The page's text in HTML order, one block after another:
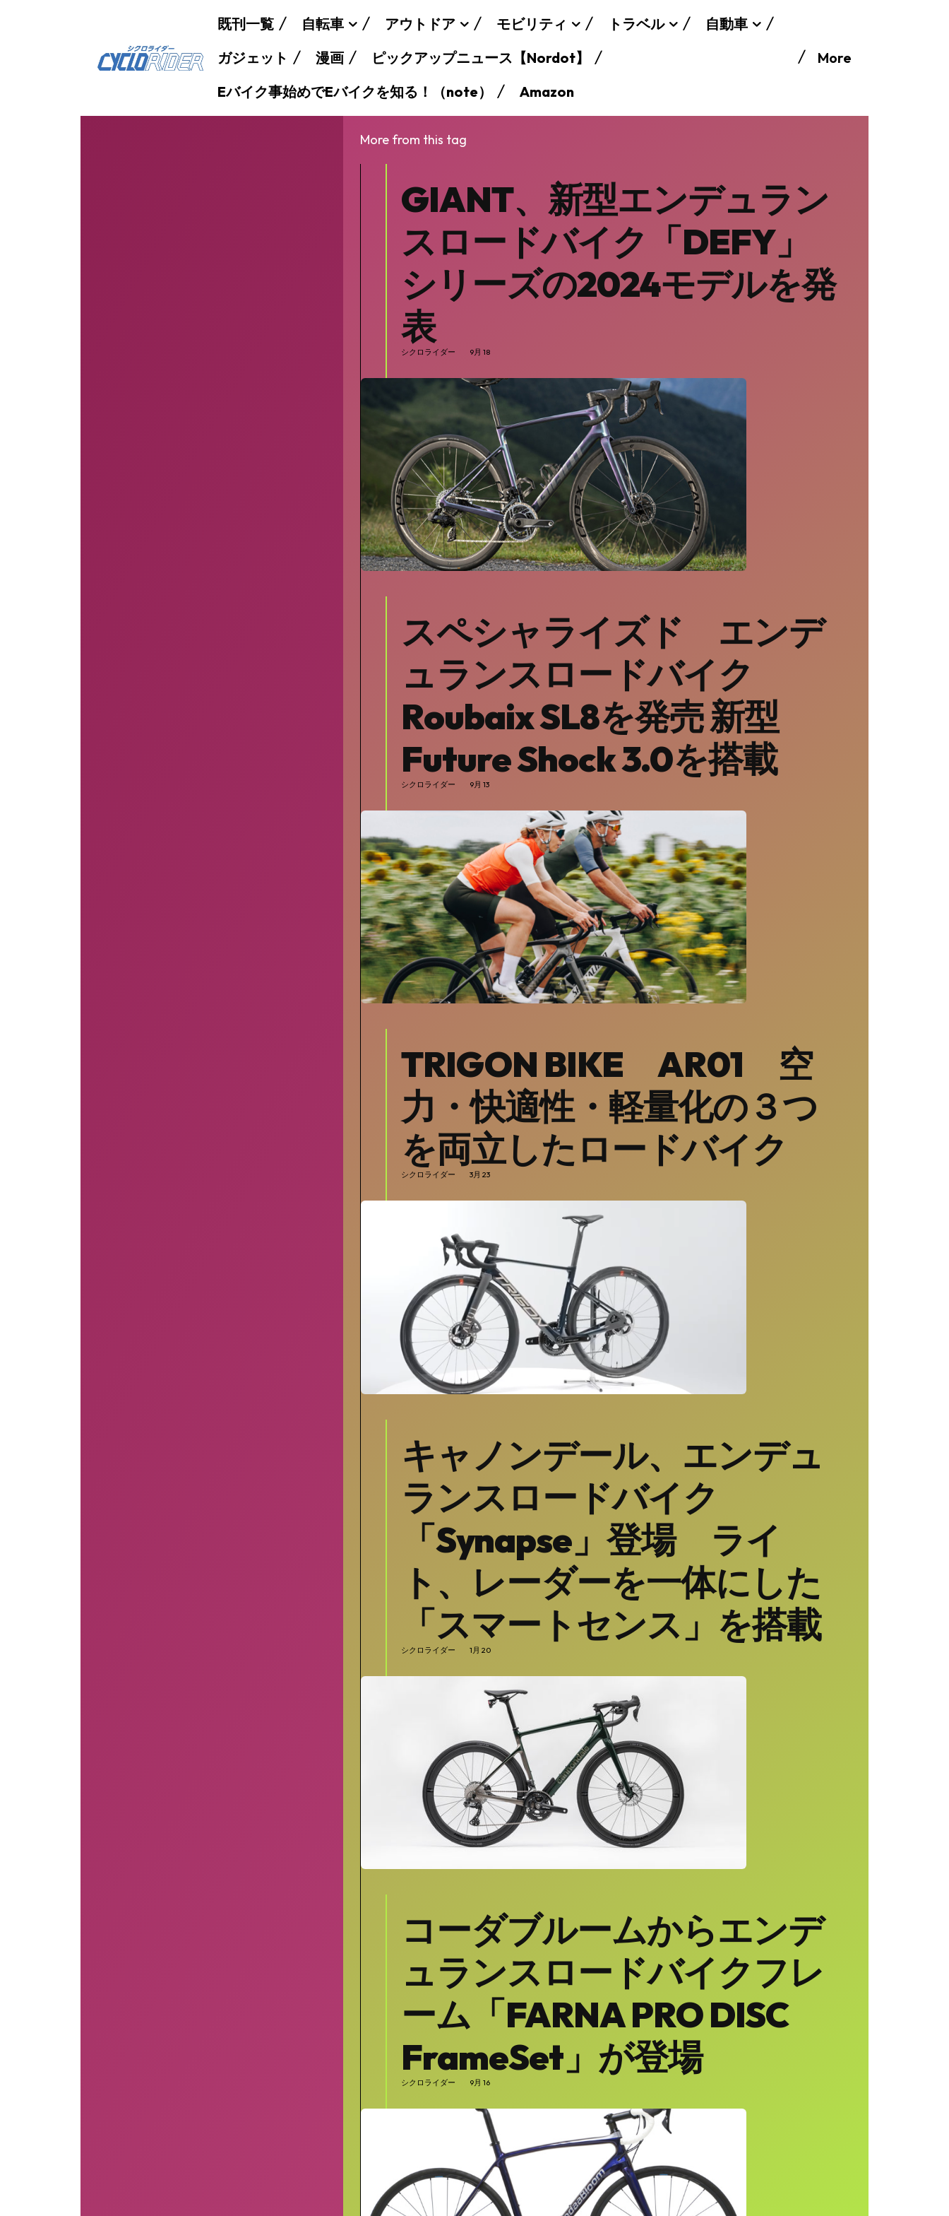
SEARCH...
既刊一覧 自転車 アウトドア モビリティ トラベル
自動車
ガジェット
漫画
ピックアップニュース【Nordot】
Eバイク事始めでEバイクを知る！（note）
Amazon
More
More from this tag
GIANT、新型エンデュラン
スロードバイク「DEFY」
シリーズの2024モデルを発
表
シクロライダー 9月 18
スペシャライズド エンデ
ュランスロードバイク
Roubaix SL8を発売 新型
Future Shock 3.0を搭載
シクロライダー 9月 13
TRIGON BIKE AR01 空
力・快適性・軽量化の３つ
を両立したロードバイク
シクロライダー 3月 23
キャノンデール、エンデュ
ランスロードバイク
「Synapse」登場 ライ
ト、レーダーを一体にした
「スマートセンス」を搭載
シクロライダー 1月 20
コーダブルームからエンデ
ュランスロードバイクフレ
ーム「FARNA PRO DISC
FrameSet」が登場
シクロライダー 9月 16